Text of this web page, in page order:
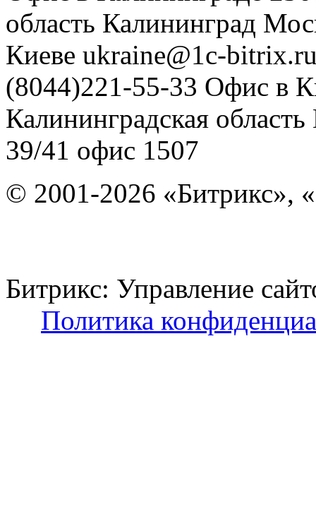
область Калининград
Киеве ukraine@1c-
(8044)221-55-33 Офис в
Калининградская область
39/41 офис 1507
© 2001-2026 «Битрикс»,
Битрикс: Управление
Политика